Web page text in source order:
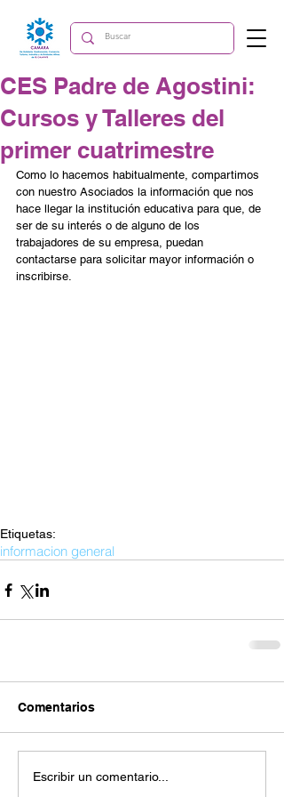
CES Padre de Agostini:
Cursos y Talleres del
primer cuatrimestre
Como lo hacemos habitualmente, compartimos
con nuestro Asociados la información que nos
hace llegar la institución educativa para que, de
ser de su interés o de alguno de los
trabajadores de su empresa, puedan
contactarse para solicitar mayor información o
inscribirse.
Etiquetas:
informacion general
Comentarios
Escribir un comentario...